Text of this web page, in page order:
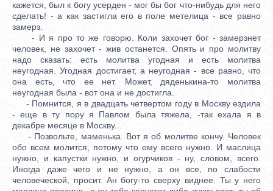
кажется, был к богу усерден - мог бы бог что-нибудь для него
сделать! - а как застигла его в поле метелица - все равно
замерз.
- И я про то же говорю. Коли захочет бог - замерзнет
человек, не захочет - жив останется. Опять и про молитву
надо сказать: есть молитва угодная и есть молитва
неугодная. Угодная достигает, а неугодная - все равно, что
она есть, что ее нет. Может, дяденькина-то молитва
неугодная была - вот она и не достигла.
- Помнится, я в двадцать четвертом году в Москву ездила
- еще в ту пору я Павлом была тяжела, -так ехала я в
декабре месяце в Москву...
- Позвольте, маменька. Вот я об молитве кончу. Человек
обо всем молится, потому что ему всего нужно. И маслица
нужно, и капустки нужно, и огурчиков - ну, словом, всего.
Иногда даже чего и не нужно, а он все, по слабости
человеческой, просит. Ан богу-то сверху виднее. Ты у него